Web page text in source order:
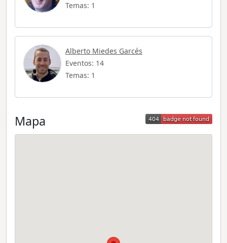
Temas: 1
Alberto Miedes Garcés
Eventos: 14
Temas: 1
Mapa